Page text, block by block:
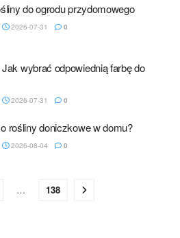
do ogrodu przydomowego
2026-07-31 0
wybrać odpowiednią farbę do
2026-07-31 0
rośliny doniczkowe w domu?
2026-08-04 0
… 138